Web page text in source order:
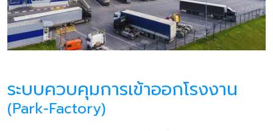
ระบบควบคุมการเข้าออกโรงงาน
(Park-Factory)